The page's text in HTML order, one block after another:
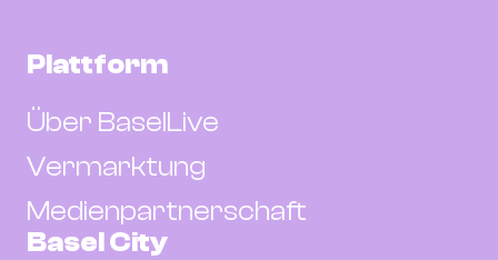
Plattform
Über BaselLive
Vermarktung
Medienpartnerschaft
Basel City